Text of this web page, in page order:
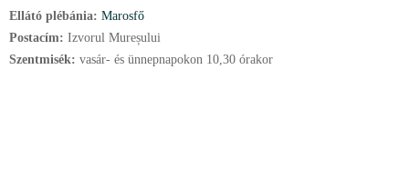
Ellátó plébánia: Marosfő
Postacím: Izvorul Mureșului
Szentmisék: vasár- és ünnepnapokon 10,30 órakor